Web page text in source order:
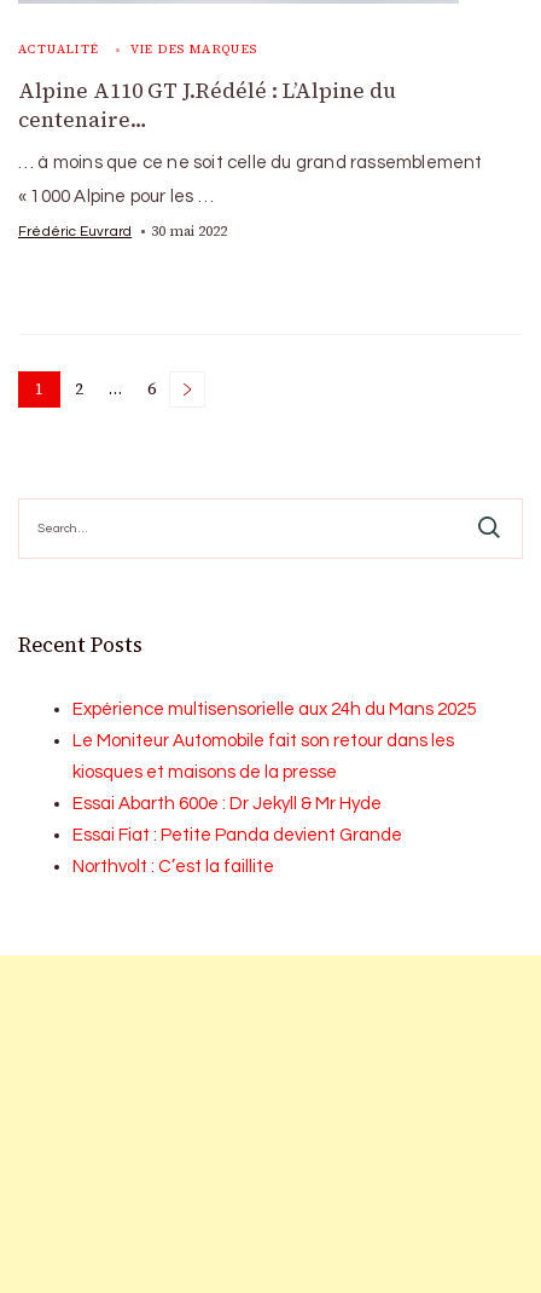
ACTUALITÉ VIE DES MARQUES
Alpine A110 GT J.Rédélé : L’Alpine du
centenaire…
… à moins que ce ne soit celle du grand rassemblement
« 1000 Alpine pour les …
Frédéric Euvrard 30 mai 2022
Posts
Page
1 Page
2 … Page
6
for:
Recent Posts
Expérience multisensorielle aux 24h du Mans 2025
Le Moniteur Automobile fait son retour dans les
kiosques et maisons de la presse
Essai Abarth 600e : Dr Jekyll & Mr Hyde
Essai Fiat : Petite Panda devient Grande
Northvolt : C’est la faillite